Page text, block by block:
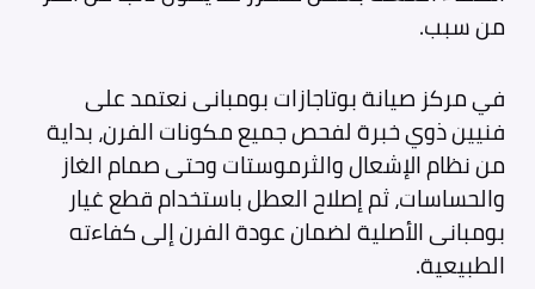
من سبب.
في مركز صيانة بوتاجازات بومبانى نعتمد على
فنيين ذوي خبرة لفحص جميع مكونات الفرن، بداية
من نظام الإشعال والثرموستات وحتى صمام الغاز
والحساسات، ثم إصلاح العطل باستخدام قطع غيار
بومبانى الأصلية لضمان عودة الفرن إلى كفاءته
الطبيعية.